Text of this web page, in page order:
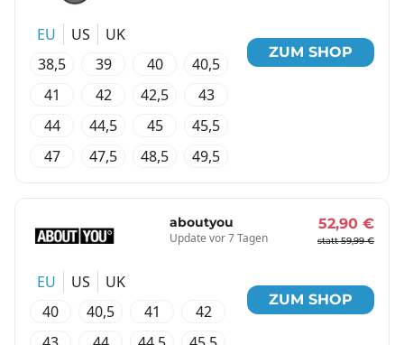
EU US
UK
38,5
39 40
40,5
41
42 42,5
43
44
44,5 45
45,5
47
47,5 48,5 49,5
ZUM SHOP
aboutyou
Update vor 7 Tagen
52,90 €
statt 59,99 €
EU US
UK
40
40,5 41
42
ZUM SHOP